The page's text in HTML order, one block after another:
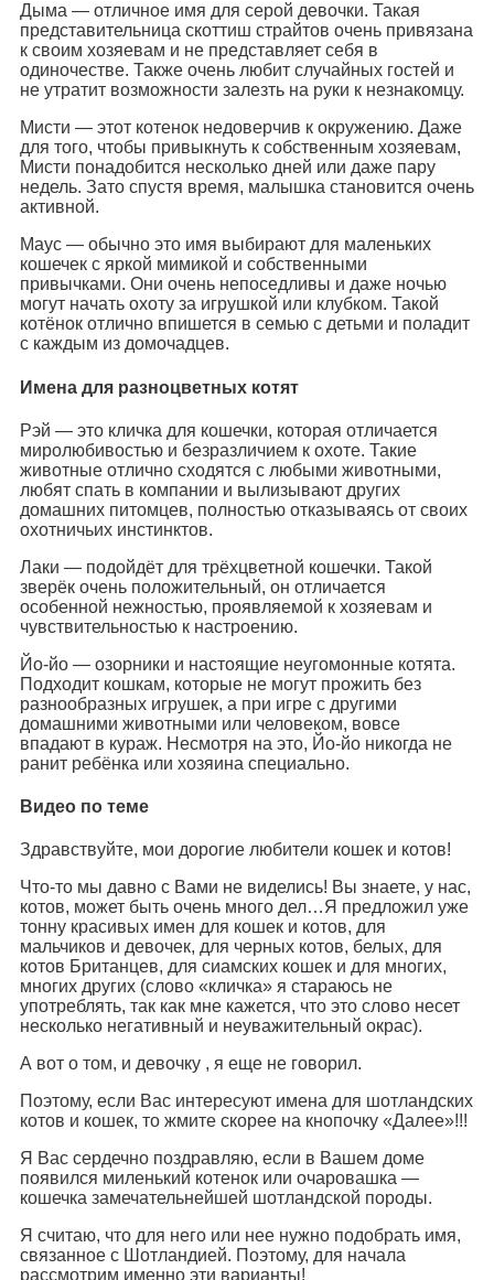
Дыма — отличное имя для серой девочки. Такая
представительница скоттиш страйтов очень привязана
к своим хозяевам и не представляет себя в
одиночестве. Также очень любит случайных гостей и
не утратит возможности залезть на руки к незнакомцу.
Мисти — этот котенок недоверчив к окружению. Даже
для того, чтобы привыкнуть к собственным хозяевам,
Мисти понадобится несколько дней или даже пару
недель. Зато спустя время, малышка становится очень
активной.
Маус — обычно это имя выбирают для маленьких
кошечек с яркой мимикой и собственными
привычками. Они очень непоседливы и даже ночью
могут начать охоту за игрушкой или клубком. Такой
котёнок отлично впишется в семью с детьми и поладит
с каждым из домочадцев.
Имена для разноцветных котят
Рэй — это кличка для кошечки, которая отличается
миролюбивостью и безразличием к охоте. Такие
животные отлично сходятся с любыми животными,
любят спать в компании и вылизывают других
домашних питомцев, полностью отказываясь от своих
охотничьих инстинктов.
Лаки — подойдёт для трёхцветной кошечки. Такой
зверёк очень положительный, он отличается
особенной нежностью, проявляемой к хозяевам и
чувствительностью к настроению.
Йо-йо — озорники и настоящие неугомонные котята.
Подходит кошкам, которые не могут прожить без
разнообразных игрушек, а при игре с другими
домашними животными или человеком, вовсе
впадают в кураж. Несмотря на это, Йо-йо никогда не
ранит ребёнка или хозяина специально.
Видео по теме
Здравствуйте, мои дорогие любители кошек и котов!
Что-то мы давно с Вами не виделись! Вы знаете, у нас,
котов, может быть очень много дел…Я предложил уже
тонну красивых имен для кошек и котов, для
мальчиков и девочек, для черных котов, белых, для
котов Британцев, для сиамских кошек и для многих,
многих других (слово «кличка» я стараюсь не
употреблять, так как мне кажется, что это слово несет
несколько негативный и неуважительный окрас).
А вот о том, и девочку , я еще не говорил.
Поэтому, если Вас интересуют имена для шотландских
котов и кошек, то жмите скорее на кнопочку «Далее»!!!
Я Вас сердечно поздравляю, если в Вашем доме
появился миленький котенок или очаровашка —
кошечка замечательнейшей шотландской породы.
Я считаю, что для него или нее нужно подобрать имя,
связанное с Шотландией. Поэтому, для начала
рассмотрим именно эти варианты!